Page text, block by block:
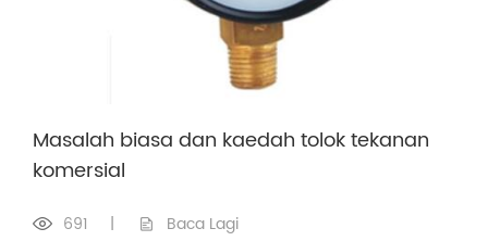
Masalah biasa dan kaedah tolok tekanan
komersial
691 | Baca Lagi